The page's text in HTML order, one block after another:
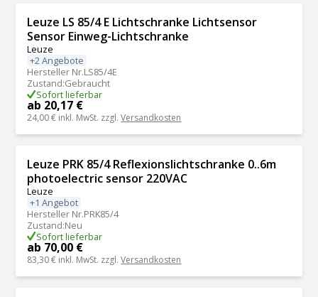
Leuze LS 85/4 E Lichtschranke Lichtsensor
Sensor Einweg-Lichtschranke
Leuze
+2 Angebote
Hersteller Nr.LS85/4E
Zustand:Gebraucht
Sofort lieferbar
ab 20,17 €
24,00 € inkl. MwSt. zzgl.Versandkosten
Leuze PRK 85/4 Reflexionslichtschranke 0..6m
photoelectric sensor 220VAC
Leuze
+1 Angebot
Hersteller Nr.PRK85/4
Zustand:Neu
Sofort lieferbar
ab 70,00 €
83,30 € inkl. MwSt. zzgl.Versandkosten